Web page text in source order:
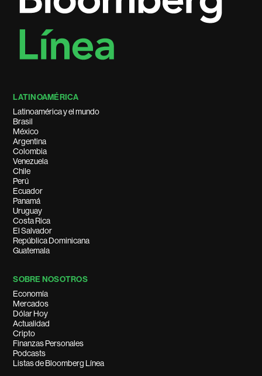
LATINOAMÉRICA
Latinoamérica y el mundo
Brasil
México
Argentina
Colombia
Venezuela
Chile
Perú
Ecuador
Panamá
Uruguay
Costa Rica
El Salvador
República Dominicana
Guatemala
SOBRE NOSOTROS
Economía
Mercados
Dólar Hoy
Actualidad
Cripto
Finanzas Personales
Podcasts
Listas de Bloomberg Línea